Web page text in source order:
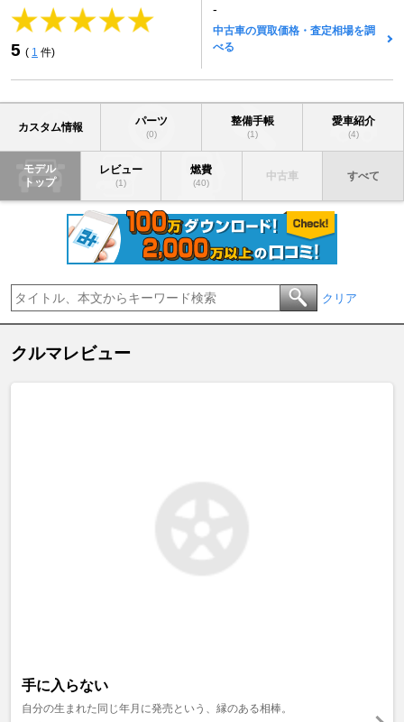
5 ( 1 件)
-
中古車の買取価格・査定相場を調
べる
カスタム情報 パーツ
(0)
整備手帳
(1)
愛車紹介
(4)
モデル
トップ
レビュー
(1)
燃費
(40)
中古車 すべて
クリア
クルマレビュー
手に入らない
自分の生まれた同じ年月に発売という、縁のある相棒。